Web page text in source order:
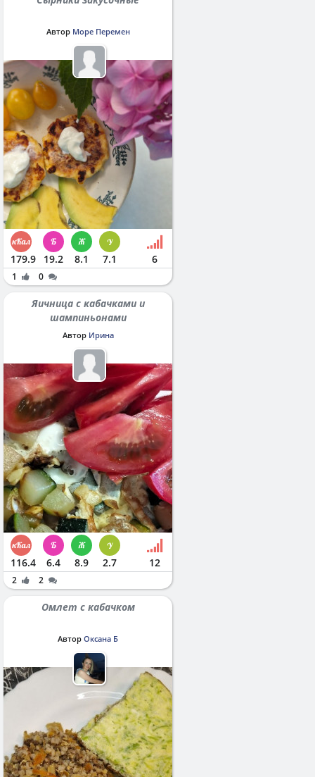
Автор Море Перемен
179.9 19.2 8.1 7.1 6
1 0
Яичница с кабачками и
шампиньонами
Автор Ирина
116.4 6.4 8.9 2.7 12
2 2
Омлет с кабачком
Автор Оксана Б